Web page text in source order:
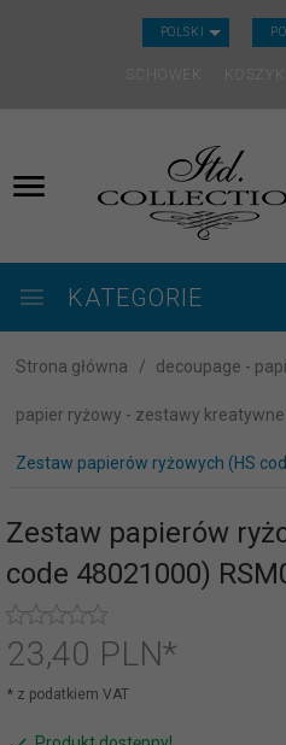
POLSKI
SCHOWEK KOSZYK
KATEGORIE
Strona główna decoupage -
papier ryżowy - zestawy kreatywne
Zestaw papierów ryżowych (HS
Zestaw papierów
code 48021000)
23,40 PLN*
* z podatkiem VAT